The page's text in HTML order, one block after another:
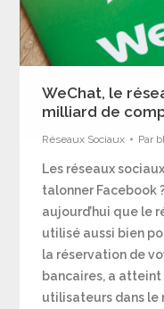
WeChat, le
milliard de
Réseaux Sociaux Par
Les réseaux
talonner Facebook
aujourd’hui que le
utilisé aussi bien
la réservation de
bancaires, a
utilisateurs dans le